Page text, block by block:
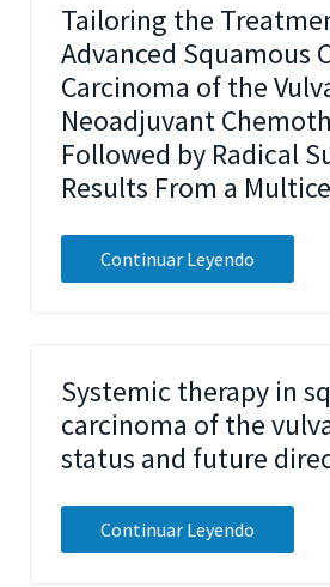
Tailoring the
Advanced Squamous
Carcinoma of the
Neoadjuvant
Followed by Radical
Results From a
Continuar Leyendo
Systemic therapy in
carcinoma of the
status and future
Continuar Leyendo